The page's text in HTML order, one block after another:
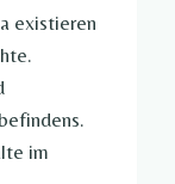
existieren
im